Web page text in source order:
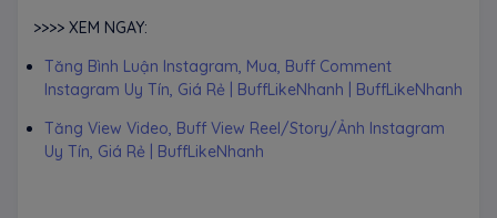
>>>> XEM NGAY:
Tăng Bình Luận Instagram, Mua, Buff Comment
Instagram Uy Tín, Giá Rẻ | BuffLikeNhanh | BuffLikeNhanh
Tăng View Video, Buff View Reel/Story/Ảnh Instagram
Uy Tín, Giá Rẻ | BuffLikeNhanh